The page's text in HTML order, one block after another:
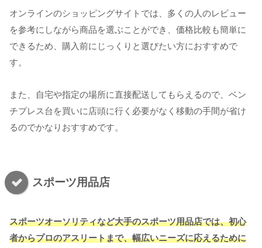
オンラインのショッピングサイトでは、多くの人のレビュー
を参考にしながら商品を選ぶことができ、価格比較も簡単に
できるため、購入前にじっくりと選びたい方におすすめで
す。
また、自宅や指定の場所に直接配送してもらえるので、ベン
チプレス台を買いに店頭に行く必要がなく移動の手間が省け
るのでかなりおすすめです。
スポーツ用品店
スポーツオーソリティなど大手のスポーツ用品店では、初心
者からプロのアスリートまで、幅広いニーズに応えるために